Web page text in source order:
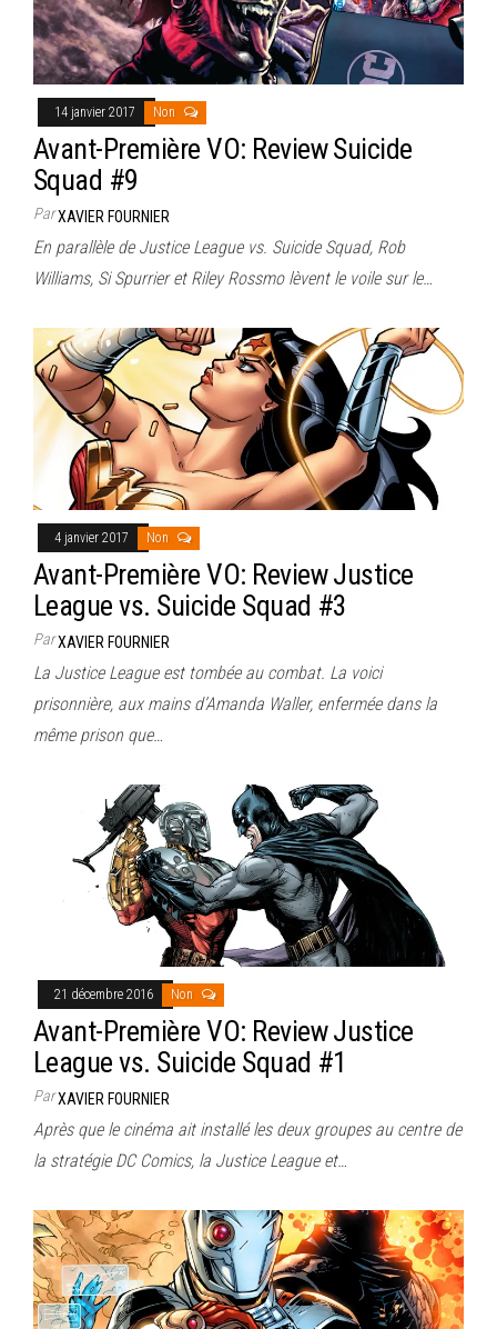
14 janvier 2017 Non
Avant-Première VO: Review Suicide
Squad #9
ParXAVIER FOURNIER
En parallèle de Justice League vs. Suicide Squad, Rob
Williams, Si Spurrier et Riley Rossmo lèvent le voile sur le…
4 janvier 2017 Non
Avant-Première VO: Review Justice
League vs. Suicide Squad #3
ParXAVIER FOURNIER
La Justice League est tombée au combat. La voici
prisonnière, aux mains d’Amanda Waller, enfermée dans la
même prison que…
21 décembre 2016 Non
Avant-Première VO: Review Justice
League vs. Suicide Squad #1
ParXAVIER FOURNIER
Après que le cinéma ait installé les deux groupes au centre de
la stratégie DC Comics, la Justice League et…